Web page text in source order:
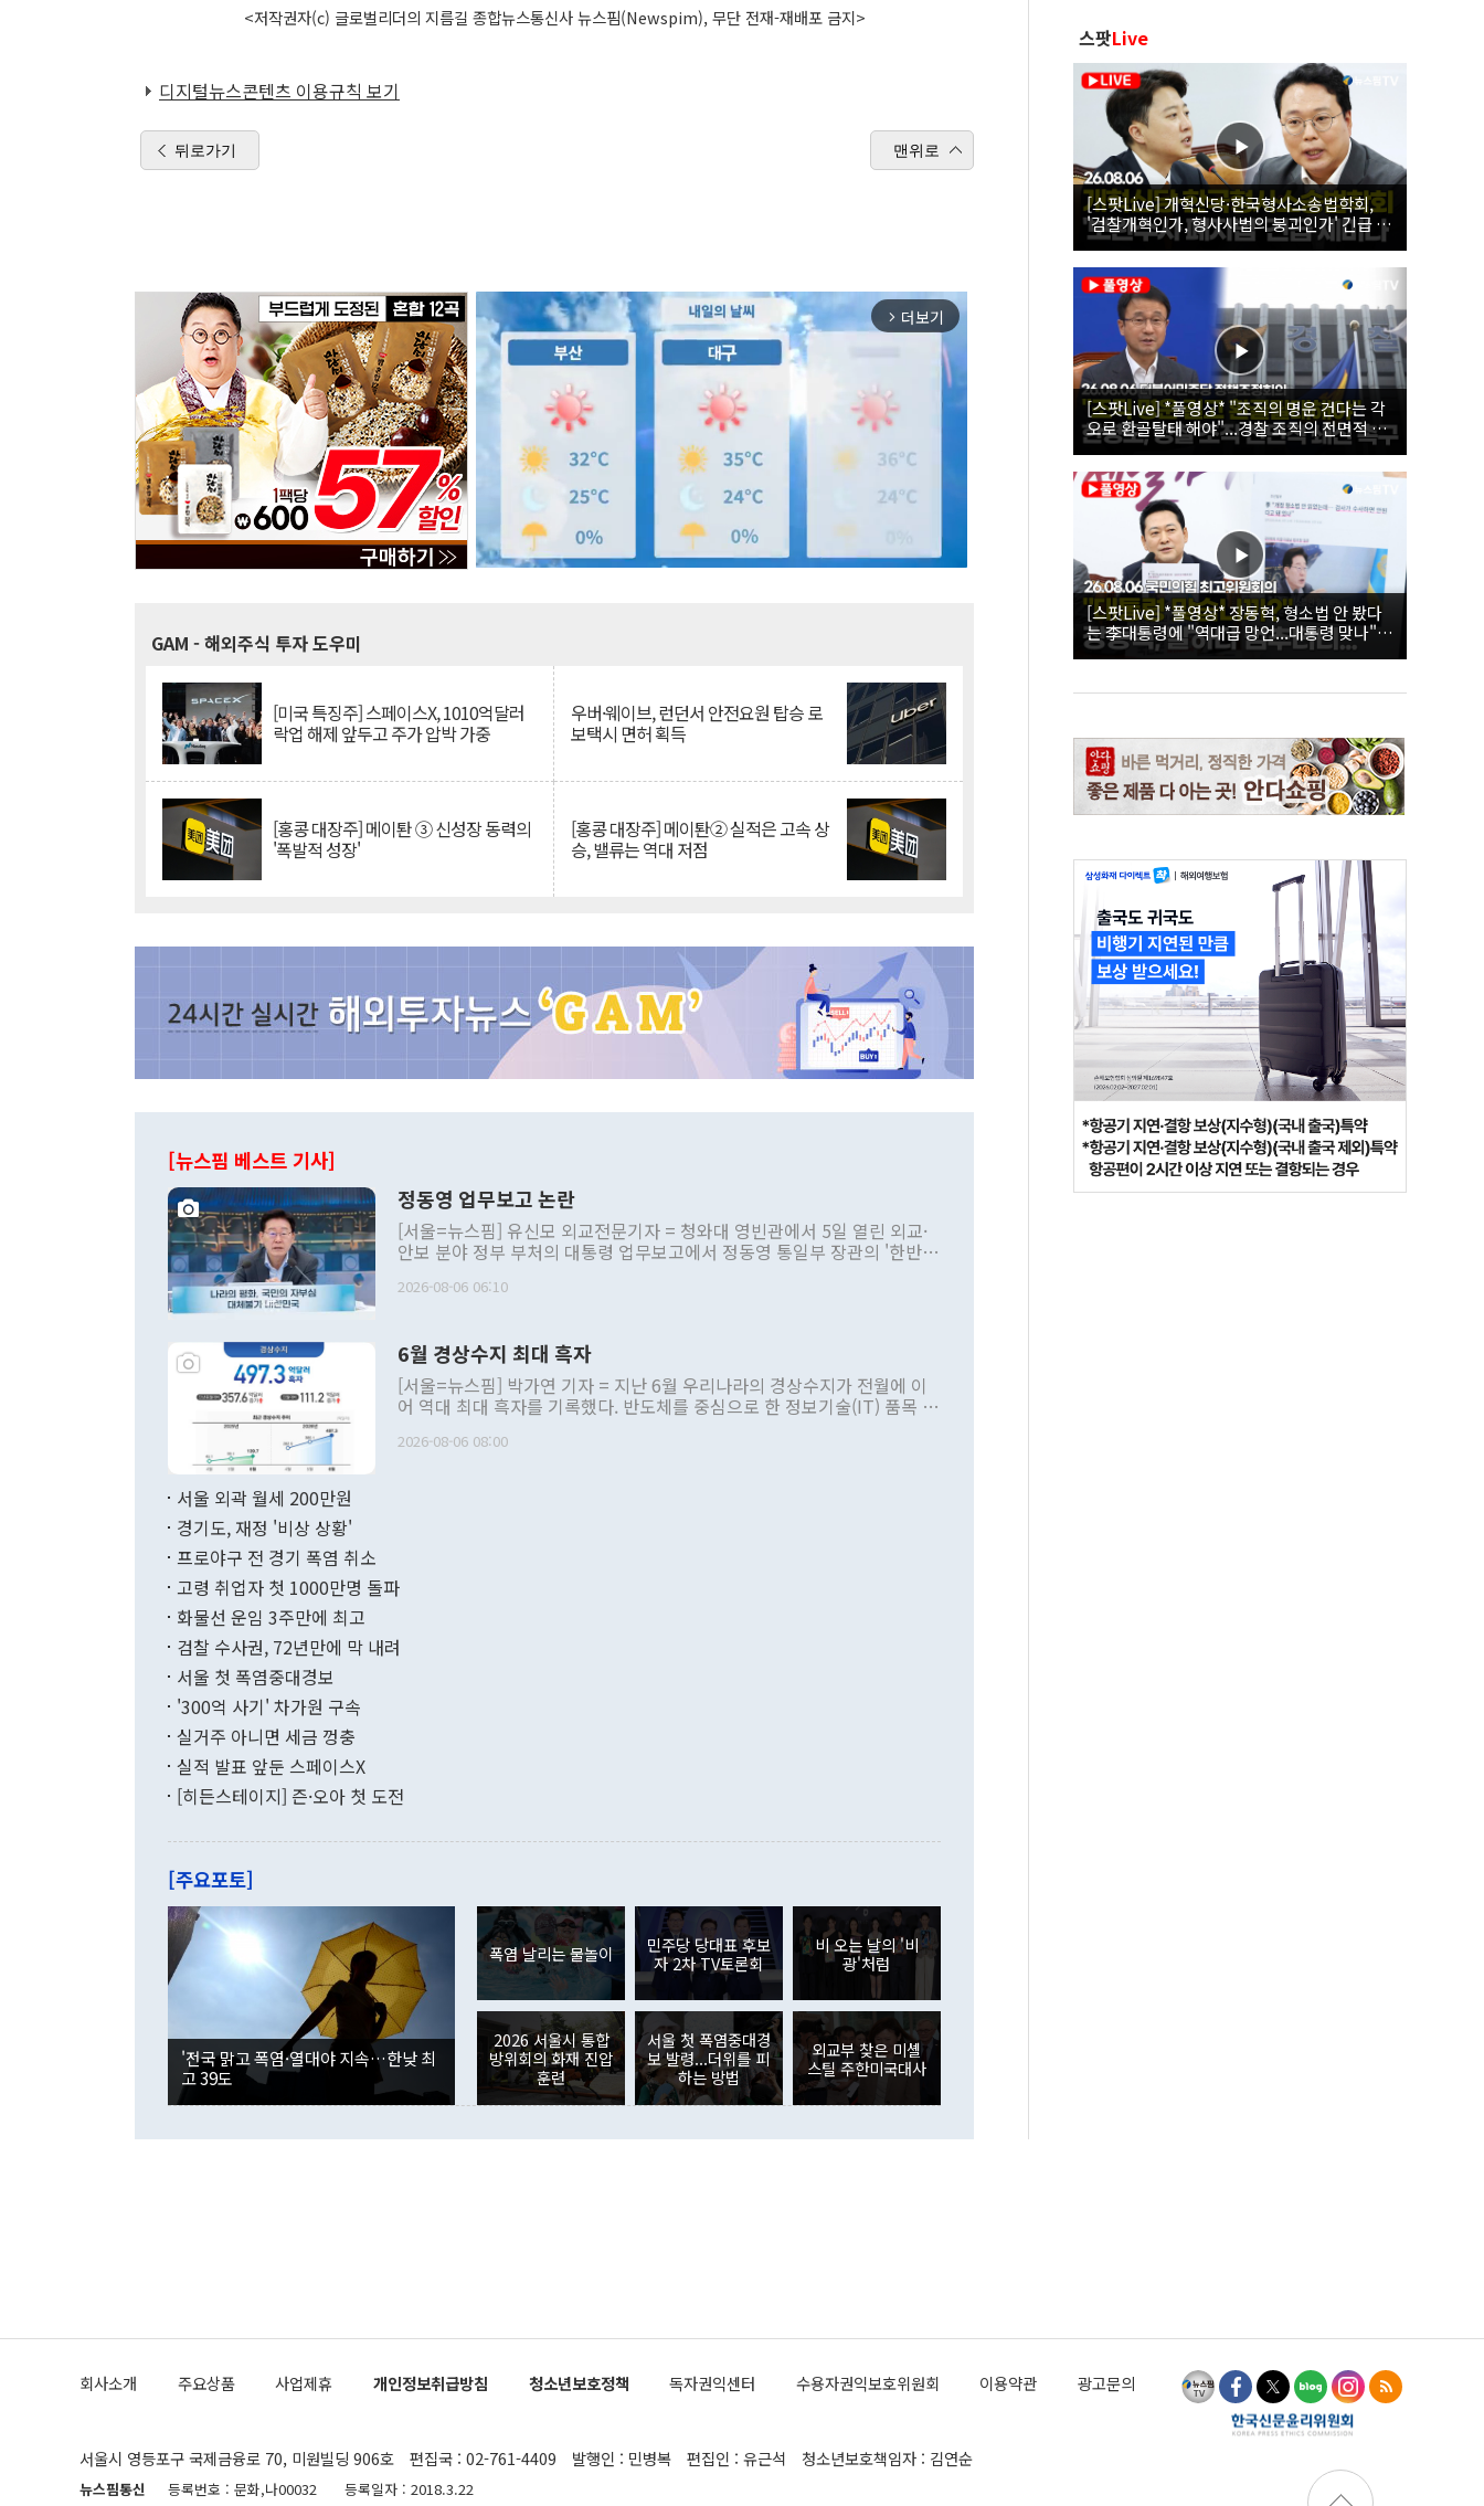
<저작권자(c) 글로벌리더의 지름길 종합뉴스통신사 뉴스핌(Newspim), 무단 전재-재배포 금지>
디지털뉴스콘텐츠 이용규칙 보기
뒤로가기 맨위로
arrow_forward_ios 더보기
GAM - 해외주식 투자 도우미
[미국 특징주] 스페이스X, 1010억달러
락업 해제 앞두고 주가 압박 가중
우버·웨이브, 런던서 안전요원 탑승 로
보택시 면허 획득
[홍콩 대장주] 메이퇀 ③ 신성장 동력의
'폭발적 성장'
[홍콩 대장주] 메이퇀② 실적은 고속 상
승, 밸류는 역대 저점
[뉴스핌 베스트 기사]
정동영 업무보고 논란
[서울=뉴스핌] 유신모 외교전문기자 = 청와대 영빈관에서 5일 열린 외교·
안보 분야 정부 부처의 대통령 업무보고에서 정동영 통일부 장관의 '한반도
발언 중에는 정부 내 조율을 거치지 않은 사안을 정책으로 추진하겠다고 공
주의적 희망에 근거한 비현실적 구상'이라는 비판을 내놨다. 그동안 정 장
관의 대북 정책 관련 발언이 물의를 빚은 적은 여러 번 있지만 대통령과 유
관 부처 장관이 공개적으로 부정적 입장을 표명한 것은 이례적이다. 정 장
관의 무리한 대북 접근법과 월권을 제어해야 한다는 목소리도 높아지고 있
다. [정동영 통일부 장관이 지난달 23일 오후 서울 종로구 정부서울청사에
무너졌다고도 했다. 또 "현 시점에서 흘러간 선(先)비핵화만 되뇌는 것은
함께 4자 대화의 동력을 확보하기 위해 최선을 다할 것"이라고 말했다. 하
"우리의 선의대로 하는 게 과연 한반도의 평화와 안정에 플러스냐, 결론적
관은 업무보고 사후 브리핑에서 정 장관이 언급한 '4자 회담'에 대해 "이상
이 9월 러시아 블라디보스토크에서 열리는 '동방경제포럼(EEF)'을 언급하
며 "정부 차원에서 (참석을) 검토하고 있다"고 발언한 데 대해서도 조 장관
은 "그것은 외교부의 몫"이라며 "아직 거기까지 진도가 나가지 않았다"고
잘랐다. 정 장관이 이날 소개한 대북 구상과 설명은 정부 내 조율을 거치지
않았다는 점에서 문제가 있다. 특히 주적 표현 대체와 국호 사용, 9·19 군
사합의 복원, 4자회담 추진 등은 통일부 장관이 결정할 사안이 아니어서 월
권이라는 지적이 나오고 있다. 이 대통령은 정 장관의 업무보고를 듣고 난
뒤 "여기 업무보고에 발표했다고 승인난 건 아니다"라고 재차 확인했다. 정
부의 한 소식통은 "정 장관의 발언 내용은 대부분 국가안전보장회의(NSC)
를 거쳐 결정된 사안이 아닌 정 장관의 개인적 생각에 가깝다"며 "안보 관
련 부처 장관이 정부의 공식 정책이 아닌 사안을 추진하겠다고 업무보고를
하고 대통령의 면전에서 '국군통수권자가 나서야 한다'고 주장한 것은 심각
이나 미국은 북한에 선비핵화를 공식적으로 요구한 적이 없기 때문이다. 지
공하는 방식으로 이뤄졌다. 1994년 북·미 제네바 기본합의는 핵시설 동결
협상에 관여했던 한 전직 관료는 "모든 북핵 협상은 북한의 비핵화 조치와
한·미가 제공하는 상응조치를 어떻게 정교하게 배열하느냐가 관건이었
다"면서 "정 장관의 발언은 지금까지 한·미가 북한에 먼저 핵을 포기해야
2026-08-06 06:10
6월 경상수지 최대 흑자
[서울=뉴스핌] 박가연 기자 = 지난 6월 우리나라의 경상수지가 전월에 이
어 역대 최대 흑자를 기록했다. 반도체를 중심으로 한 정보기술(IT) 품목 수
료=한국은행] 한국은행이 6일 발표한 '2026년 6월 국제수지(잠정)'에 따르
며 월간 기준 처음으로 1000억달러를 넘어섰다. 상품수입은 644억8000만
196.9% 급증했고 컴퓨터·주변기기(SSD)는 282.7% 증가했다. IT 품목
수출은 160.4% 늘었으며 비IT 품목도 ▲석유제품(47.5%) ▲화공품
기록했지만 지식재산권사용료수지는 전월 흑자에서 4억4000만달러 적자
로 전환됐다. 본원소득수지는 배당소득을 중심으로 32억7000만달러 흑자
는 배당수입이 늘어난 데다 전월 분기배당에 따른 기저효과로 배당지급이
였던 올해 3월(369억9000만달러)을 넘어선 것이다. 직접투자에서는 내국
인의 해외투자가 80억1000만달러, 외국인의 국내투자가 46억3000만달러
각각 증가했다. 증권투자에서는 외국인의 국내 주식 매도세가 이어졌다. 외
국인의 국내 주식 투자는 차익실현 매도 등의 영향으로 316억1000만달러
감소하며 전월(-310억5000만달러)에 이어 역대 최대 순매도 기록을 다시
경신했다. 외국인의 국내 채권투자는 세계국채지수(WGBI) 자금 유입에도
분기 말 만기도래 영향으로 증가 폭이 줄어든 52억9000만달러를 기록했
다. 내국인의 해외 증권투자는 주식을 중심으로 35억6000만달러 증가했
다. eoyn2@newspim.com
2026-08-06 08:00
서울 외곽 월세 200만원
경기도, 재정 '비상 상황'
프로야구 전 경기 폭염 취소
고령 취업자 첫 1000만명 돌파
화물선 운임 3주만에 최고
검찰 수사권, 72년만에 막 내려
서울 첫 폭염중대경보
'300억 사기' 차가원 구속
실거주 아니면 세금 껑충
실적 발표 앞둔 스페이스X
[히든스테이지] 즌·오아 첫 도전
[주요포토]
'전국 맑고 폭염·열대야 지속…한낮 최
고 39도
폭염 날리는 물놀이
민주당 당대표 후보
자 2차 TV토론회
비 오는 날의 '비
광'처럼
2026 서울시 통합
방위회의 화재 진압
훈련
서울 첫 폭염중대경
보 발령...더위를 피
하는 방법
외교부 찾은 미셸
스틸 주한미국대사
스팟Live
[스팟Live] 개혁신당·한국형사소송법학회,
'검찰개혁인가, 형사사법의 붕괴인가' 긴급 세
미나｜26.08.06
[스팟Live] *풀영상* "조직의 명운 건다는 각
오로 환골탈태 해야"...경찰 조직의 전면적 쇄
신 촉구한 한병도 | 26.08.06 더불어민주당 정
책조정회의
[스팟Live] *풀영상* 장동혁, 형소법 안 봤다
는 李대통령에 "역대급 망언...대통령 맞나"｜
26.08.06 국민의힘 최고위원회의
회사소개 주요상품 사업제휴 개인정보취급방침 청소년보호정책 독자권익센터 수용자권익보호위원회 이용약관 광고문의
서울시 영등포구 국제금융로 70, 미원빌딩 906호 편집국 : 02-761-4409 발행인 : 민병복 편집인 : 유근석 청소년보호책임자 : 김연순
뉴스핌통신 등록번호 : 문화,나00032
등록일자 : 2018.3.22